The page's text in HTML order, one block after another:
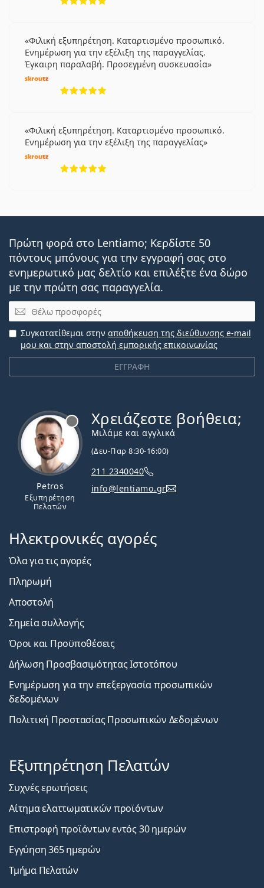
Φιλική εξυπηρέτηση. Καταρτισμένο προσωπικό.
Ενημέρωση για την εξέλιξη της παραγγελίας.
Έγκαιρη παραλαβή. Προσεγμένη συσκευασία
Φιλική εξυπηρέτηση. Καταρτισμένο προσωπικό.
Ενημέρωση για την εξέλιξη της παραγγελίας
Πρώτη φορά στο Lentiamo; Κερδίστε 50
πόντους μπόνους για την εγγραφή σας στο
ενημερωτικό μας δελτίο και επιλέξτε ένα δώρο
με την πρώτη σας παραγγελία.
Email
ΕΓΓΡΑΦΗ
Συγκατατίθεμαι στην αποθήκευση της διεύθυνσης e-mail
μου και στην αποστολή εμπορικής επικοινωνίας
Petros
Εξυπηρέτηση
Πελατών
Χρειάζεστε βοήθεια;
Μιλάμε και αγγλικά
(Δευ-Παρ 8:30-16:00)
211 2340040
info@lentiamo.gr
Ηλεκτρονικές αγορές
Όλα για τις αγορές
Πληρωμή
Αποστολή
Σημεία συλλογής
Όροι και Προϋποθέσεις
Δήλωση Προσβασιμότητας Ιστοτόπου
Ενημέρωση για την επεξεργασία προσωπικών
δεδομένων
Πολιτική Προστασίας Προσωπικών Δεδομένων
Εξυπηρέτηση Πελατών
Συχνές ερωτήσεις
Αίτημα ελαττωματικών προϊόντων
Επιστροφή προϊόντων εντός 30 ημερών
Εγγύηση 365 ημερών
Τμήμα Πελατών